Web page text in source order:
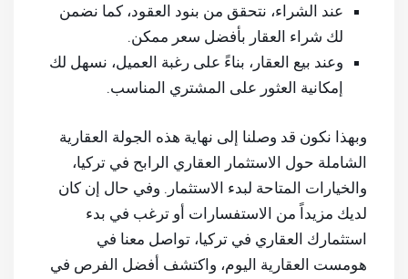
عند الشراء، نتحقق من بنود العقود، كما نضمن
لك شراء العقار بأفضل سعر ممكن.
وعند بيع العقار، بناءً على رغبة العميل، نسهل لك
إمكانية العثور على المشتري المناسب.
وبهذا نكون قد وصلنا إلى نهاية هذه الجولة العقارية
الشاملة حول الاستثمار العقاري الرابح في تركيا،
والخيارات المتاحة لبدء الاستثمار. وفي حال إن كان
لديك مزيداً من الاستفسارات أو ترغب في بدء
استثمارك العقاري في تركيا، تواصل معنا في
هومست العقارية اليوم، واكتشف أفضل الفرص في